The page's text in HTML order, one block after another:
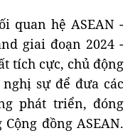
quan hệ ASEAN -
giai đoạn 2024 -
tích cực, chủ động
sự để đưa các
phát triển, đóng
đồng ASEAN.